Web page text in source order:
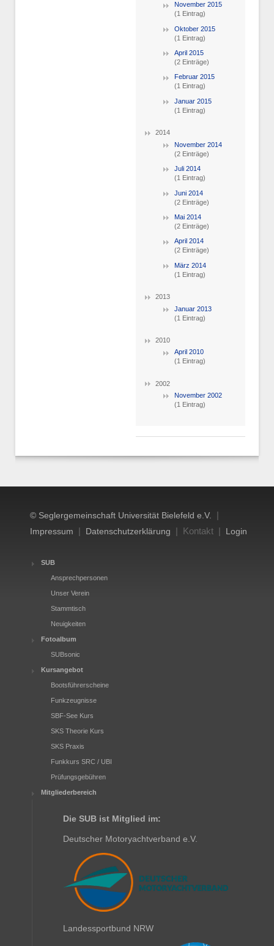
November 2015
(1 Eintrag)
Oktober 2015
(1 Eintrag)
April 2015
(2 Einträge)
Februar 2015
(1 Eintrag)
Januar 2015
(1 Eintrag)
2014
November 2014
(2 Einträge)
Juli 2014
(1 Eintrag)
Juni 2014
(2 Einträge)
Mai 2014
(2 Einträge)
April 2014
(2 Einträge)
März 2014
(1 Eintrag)
2013
Januar 2013
(1 Eintrag)
2010
April 2010
(1 Eintrag)
2002
November 2002
(1 Eintrag)
© Seglergemeinschaft Universität Bielefeld e.V. |
Impressum | Datenschutzerklärung | Kontakt | Login
SUB
Ansprechpersonen
Unser Verein
Stammtisch
Neuigkeiten
Fotoalbum
SUBsonic
Kursangebot
Bootsführerscheine
Funkzeugnisse
SBF-See Kurs
SKS Theorie Kurs
SKS Praxis
Funkkurs SRC / UBI
Prüfungsgebühren
Mitgliederbereich
Die SUB ist Mitglied im:
Deutscher Motoryachtverband e.V.
Landessportbund NRW